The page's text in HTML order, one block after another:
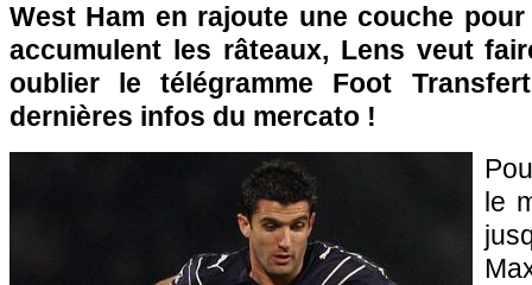
West Ham en rajoute une couche
accumulent les râteaux, Lens veut
oublier le télégramme Foot
dernières infos du mercato !
le